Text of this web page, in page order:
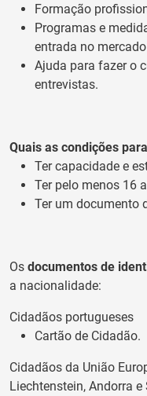
Formação
Programas e
entrada no
Ajuda para fazer o
entrevistas.
Quais as condições
Ter capacidade e
Ter pelo menos 16
Ter um documento
Os documentos de
a nacionalidade:
Cidadãos portugueses
Cartão de Cidadão.
Cidadãos da União
Liechtenstein, Andorra e